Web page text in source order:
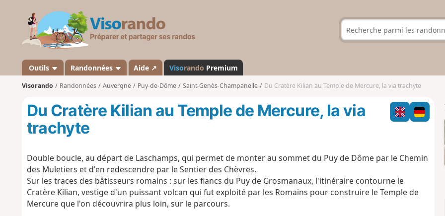
s
a
n
d
Outils Randonnées Aide ↗ Visorando Premium
Visorando Randonnées Auvergne Puy-de-Dôme Saint-Genès-Champanelle Du Cratère Kilian au Temple de Mercure, la via trachyte
Du Cratère Kilian au Temple de Mercure, la via
trachyte
Double boucle, au départ de Laschamps, qui permet de monter au sommet du Puy de Dôme par le Chemin
des Muletiers et d'en redescendre par le Sentier des Chèvres.
Sur les traces des bâtisseurs romains : sur les flancs du Puy de Grosmanaux, l'itinéraire contourne le
Cratère Kilian, vestige d'un puissant volcan qui fut exploité par les Romains pour construire le Temple de
Mercure que l'on découvrira plus loin, sur le parcours.